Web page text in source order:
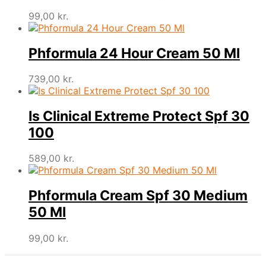
99,00 kr.
Phformula 24 Hour Cream 50 Ml
739,00 kr.
Is Clinical Extreme Protect Spf 30
100
589,00 kr.
Phformula Cream Spf 30 Medium
50 Ml
99,00 kr.